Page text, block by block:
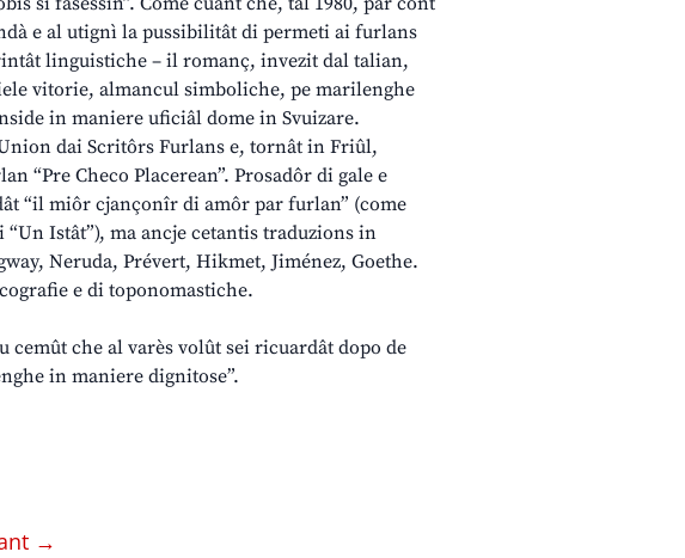
e al utignì la pussibilitât di permeti ai furlans
linguistiche – il romanç, invezit dal talian,
vitorie, almancul simboliche, pe marilenghe
in maniere uficiâl dome in Svuizare.
dai Scritôrs Furlans e, tornât in Friûl,
“Pre Checo Placerean”. Prosadôr di gale e
“il miôr cjançonîr di amôr par furlan” (come
Istât”), ma ancje cetantis traduzions in
Neruda, Prévert, Hikmet, Jiménez, Goethe.
e di toponomastiche.
che al varès volût sei ricuardât dopo de
in maniere dignitose”.
→